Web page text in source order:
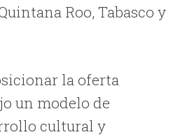
Roo, Tabasco y
la oferta
un modelo de
cultural y